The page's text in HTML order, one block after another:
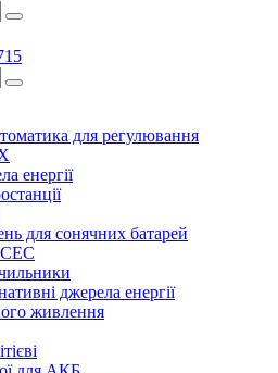
для регулювання
енергії
для сонячних батарей
СЕС
джерела енергії
живлення